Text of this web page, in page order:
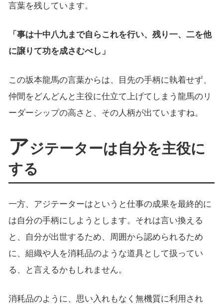
言葉を残しています。
「事は十中八九まで自らこれを行い、残り一、二を他
に譲りて功を成さむべし」
この坂本龍馬の言葉からは、目先の手柄に執着せず、
仲間をどんどんと主役に仕立て上げてしまう龍馬のリ
ーダーシップの高さと、その人柄が出ていますね。
アジテーターは自分を主役に
する
一方、アジテーターはというと仕事の成果を最終的に
は自分の手柄にしようとします。それは言い換える
と、自分が出世するため、周囲から認められるため
に、組織や人を消耗品のような道具として扱ってい
る、と言えるかもしれません。
消耗品のように、思い入れもなく無機質に利用され